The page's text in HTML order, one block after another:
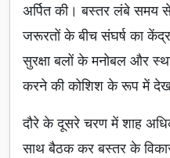
अर्पित की। बस्तर लंबे समय
जरूरतों के बीच संघर्ष का
सुरक्षा बलों के मनोबल और
करने की कोशिश के रूप में
दौरे के दूसरे चरण में शाह
साथ बैठक कर बस्तर के